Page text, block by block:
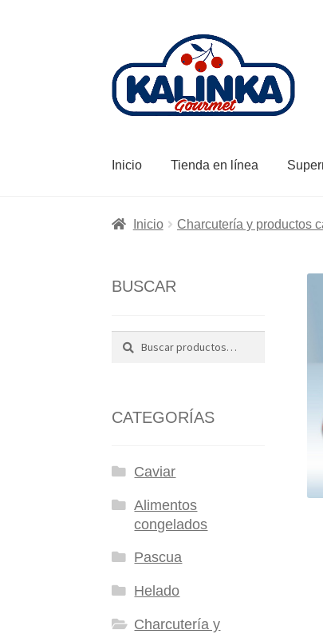
la
navegación
contenido
Inicio Tienda en línea
Inicio Charcutería y productos
BUSCAR
Buscar
por:
Buscar
CATEGORÍAS
Caviar
Alimentos
congelados
Pascua
Helado
Charcutería y